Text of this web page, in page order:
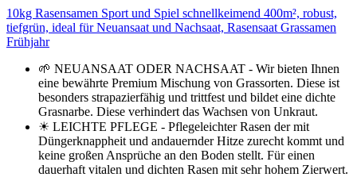
10kg Rasensamen Sport und Spiel schnellkeimend 400m², robust,
tiefgrün, ideal für Neuansaat und Nachsaat, Rasensaat Grassamen
Frühjahr
🌱 NEUANSAAT ODER NACHSAAT - Wir bieten Ihnen
eine bewährte Premium Mischung von Grassorten. Diese ist
besonders strapazierfähig und trittfest und bildet eine dichte
Grasnarbe. Diese verhindert das Wachsen von Unkraut.
☀ LEICHTE PFLEGE - Pflegeleichter Rasen der mit
Düngerknappheit und andauernder Hitze zurecht kommt und
keine großen Ansprüche an den Boden stellt. Für einen
dauerhaft vitalen und dichten Rasen mit sehr hohem Zierwert.